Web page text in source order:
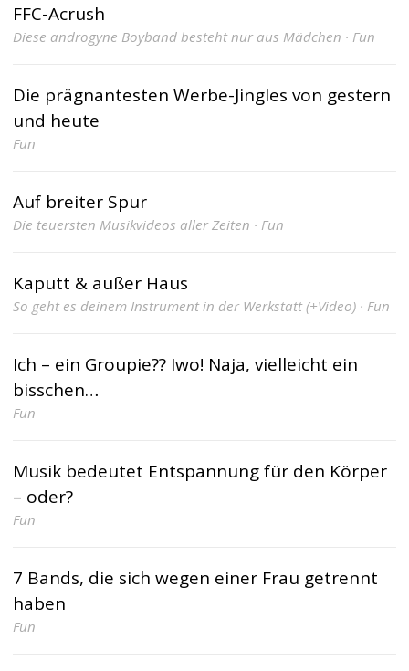
FFC-Acrush
Diese androgyne Boyband besteht nur aus Mädchen · Fun
Die prägnantesten Werbe-Jingles von gestern
und heute
Fun
Auf breiter Spur
Die teuersten Musikvideos aller Zeiten · Fun
Kaputt & außer Haus
So geht es deinem Instrument in der Werkstatt (+Video) · Fun
Ich – ein Groupie?? Iwo! Naja, vielleicht ein
bisschen…
Fun
Musik bedeutet Entspannung für den Körper
– oder?
Fun
7 Bands, die sich wegen einer Frau getrennt
haben
Fun